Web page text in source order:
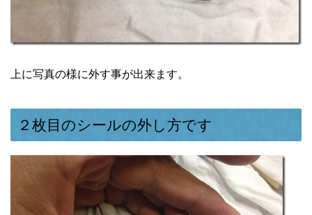
上に写真の様に外す事が出来ます。
２枚目のシールの外し方です